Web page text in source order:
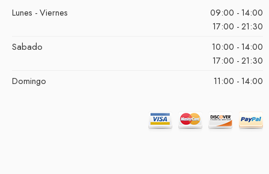
Lunes - Viernes
09:00 - 14:00
17:00 - 21:30
Sabado
10:00 - 14:00
17:00 - 21:30
Domingo
11:00 - 14:00